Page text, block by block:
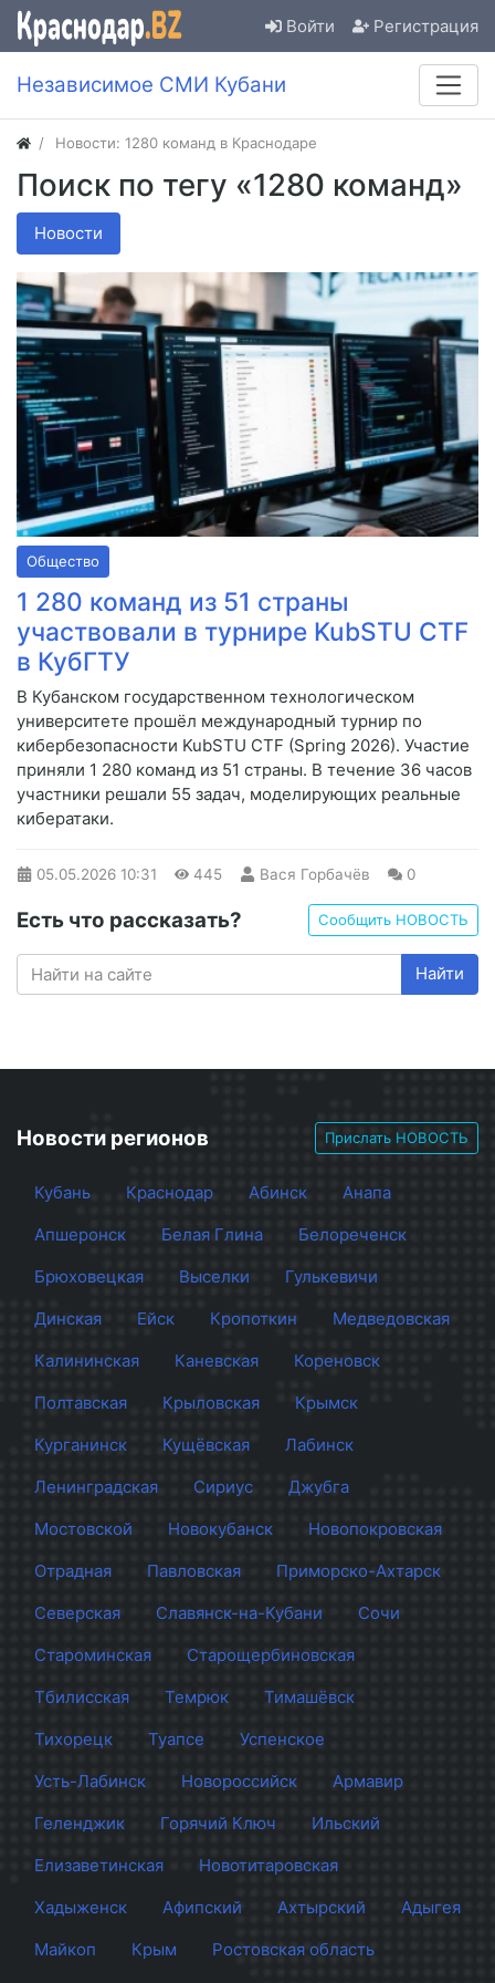
Войти Регистрация
Независимое СМИ Кубани
Новости: 1280 команд в Краснодаре
Поиск по тегу «1280 команд»
Новости
Общество
1 280 команд из 51 страны
участвовали в турнире KubSTU CTF
в КубГТУ
В Кубанском государственном технологическом
университете прошёл международный турнир по
кибербезопасности KubSTU CTF (Spring 2026). Участие
приняли 1 280 команд из 51 страны. В течение 36 часов
участники решали 55 задач, моделирующих реальные
кибератаки.
05.05.2026 10:31 445 Вася Горбачёв 0
Есть что рассказать? Сообщить НОВОСТЬ
Найти
Новости регионов Прислать НОВОСТЬ
Кубань Краснодар Абинск
Анапа
Апшеронск
Белая Глина
Белореченск
Брюховецкая
Выселки
Гулькевичи
Динская
Ейск Кропоткин
Медведовская
Калининская
Каневская
Кореновск
Полтавская
Крыловская
Крымск
Курганинск
Кущёвская
Лабинск
Ленинградская
Сириус
Джубга
Мостовской
Новокубанск
Новопокровская
Отрадная
Павловская
Приморско-Ахтарск
Северская
Славянск-на-Кубани
Сочи
Староминская
Старощербиновская
Тбилисская
Темрюк
Тимашёвск
Тихорецк
Туапсе
Успенское
Усть-Лабинск
Новороссийск
Армавир
Геленджик
Горячий Ключ
Ильский
Елизаветинская
Новотитаровская
Хадыженск
Афипский Ахтырский
Адыгея
Майкоп
Крым
Ростовская область